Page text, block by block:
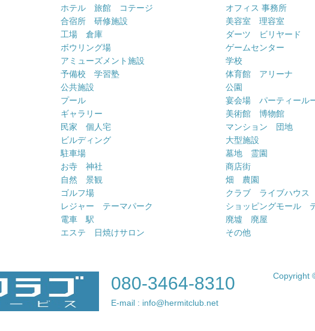
ホテル 旅館 コテージ
オフィス 事務所
合宿所 研修施設
美容室 理容室
工場 倉庫
ダーツ ビリヤード
ボウリング場
ゲームセンター
アミューズメント施設
学校
予備校 学習塾
体育館 アリーナ
公共施設
公園
プール
宴会場 パーティール
ギャラリー
美術館 博物館
民家 個人宅
マンション 団地
ビルディング
大型施設
駐車場
墓地 霊園
お寺 神社
商店街
自然 景観
畑 農園
ゴルフ場
クラブ ライブハウス
レジャー テーマパーク
ショッピングモール
電車 駅
廃墟 廃屋
エステ 日焼けサロン その他
080-3464-8310
E-mail : info@hermitclub.net
Copyright